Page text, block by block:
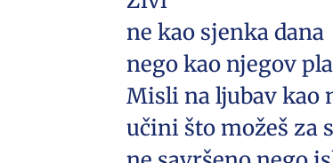
ne kao sjenka dana
nego kao njegov
Misli na ljubav kao
učini što možeš za